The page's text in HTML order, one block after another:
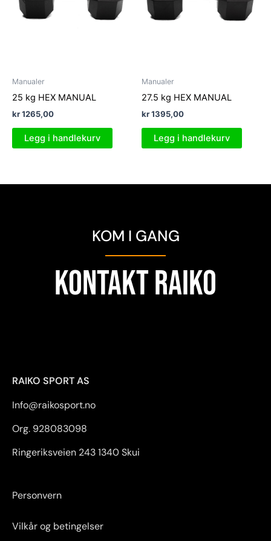
Manualer
25 kg HEX MANUAL
kr1265,00
Legg i handlekurv
Manualer
27.5 kg HEX MANUAL
kr1395,00
Legg i handlekurv
KOM I GANG
KONTAKT RAIKO
RAIKO SPORT AS
Info@raikosport.no
Org. 928083098
Ringeriksveien 243 1340 Skui
Personvern
Vilkår og betingelser